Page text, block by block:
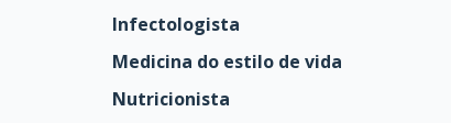
Infectologista
Medicina do estilo de vida
Nutricionista